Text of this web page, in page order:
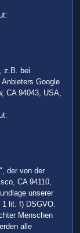
z.B. bei
Google
CA 94043, USA,
der von der
CA 94110,
unserer
1 lit. f) DSGVO.
Menschen
alle